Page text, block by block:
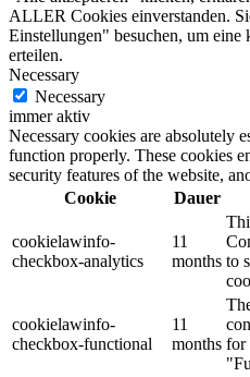
ALLER Cookies einverstanden.
Einstellungen" besuchen, um
erteilen.
Necessary
Necessary
immer aktiv
Necessary cookies are absolutely
function properly. These cookies
security features of the website,
Cookie
Dauer
cookielawinfo-
checkbox-analytics
11
months to
cookielawinfo-
checkbox-functional
11
months for